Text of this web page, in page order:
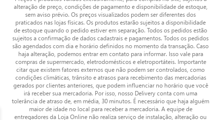
alteração de preço, condições de pagamento e disponibilidade de estoque,
sem aviso prévio. Os preços visualizados podem ser diferentes dos
praticados nas lojas físicas. Os produtos estarão sujeitos a disponibilidade
de estoque quando o pedido estiver em separação. Todos os pedidos estão
sujeitos a confirmação de dados cadastrais e pagamentos. Todos os pedidos
são agendados com dia e horário definidos no momento da transação. Caso
haja alteração, podemos entrar em contato para informar. Isso vale para
compras de supermercado, eletrodomésticos e eletroportáteis. Importante
citar que existem fatores externos que não podem ser controlados, como
condições climáticas, trânsito e atrasos para recebimento das mercadorias
gerados por clientes anteriores, que podem influenciar no horário que você
irá receber sua mercadoria. Por isso, nosso Delivery conta com uma
tolerância de atraso de, em média, 30 minutos. É necessário que haja alguém
maior de idade no local para receber a mercadoria. A equipe de
entregadores da Loja Online não realiza serviço de instalação, alteração ou